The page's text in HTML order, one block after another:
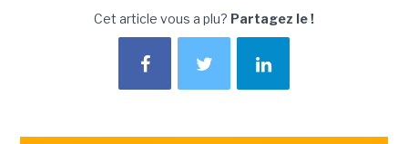
Cet article vous a plu? Partagez le !